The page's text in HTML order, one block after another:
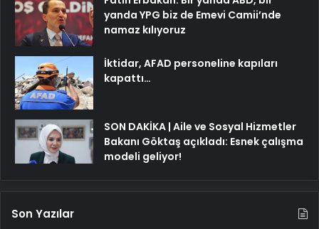
yanda YPG biz de Emevi Camii’nde
namaz kılıyoruz
İktidar, AFAD personeline kapıları
kapattı…
SON DAKİKA | Aile ve Sosyal Hizmetler
Bakanı Göktaş açıkladı: Esnek çalışma
modeli geliyor!
Son Yazılar